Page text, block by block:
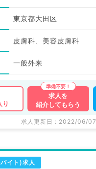
東京都大田区
皮膚科、美容皮膚科
一般外来
り
求人を
紹介してもらう
求人更新日 : 2022/06/07
イト)求人